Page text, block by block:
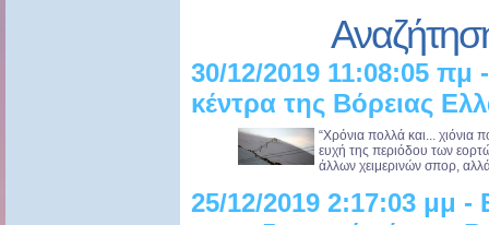
30/12/2019 11:08:05 πμ
κέντρα της Βόρειας
“Χρόνια πολλά και... χιόνια
ευχή της περιόδου των
άλλων χειμερινών σπορ,
25/12/2019 2:17:03 μμ -